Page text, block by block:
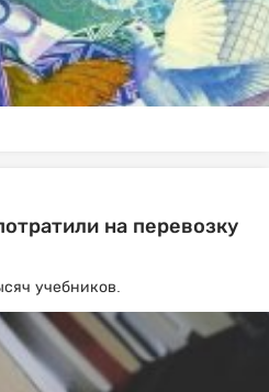
на перевозку
учебников.